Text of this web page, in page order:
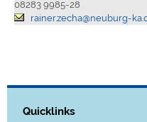
08283 9985-28
rainer.zecha@neuburg-
Quicklinks